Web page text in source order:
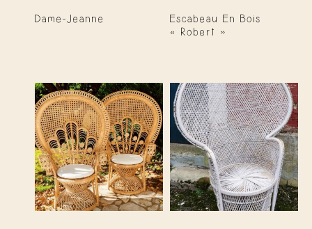
Dame-Jeanne
Escabeau En Bois
« Robert »